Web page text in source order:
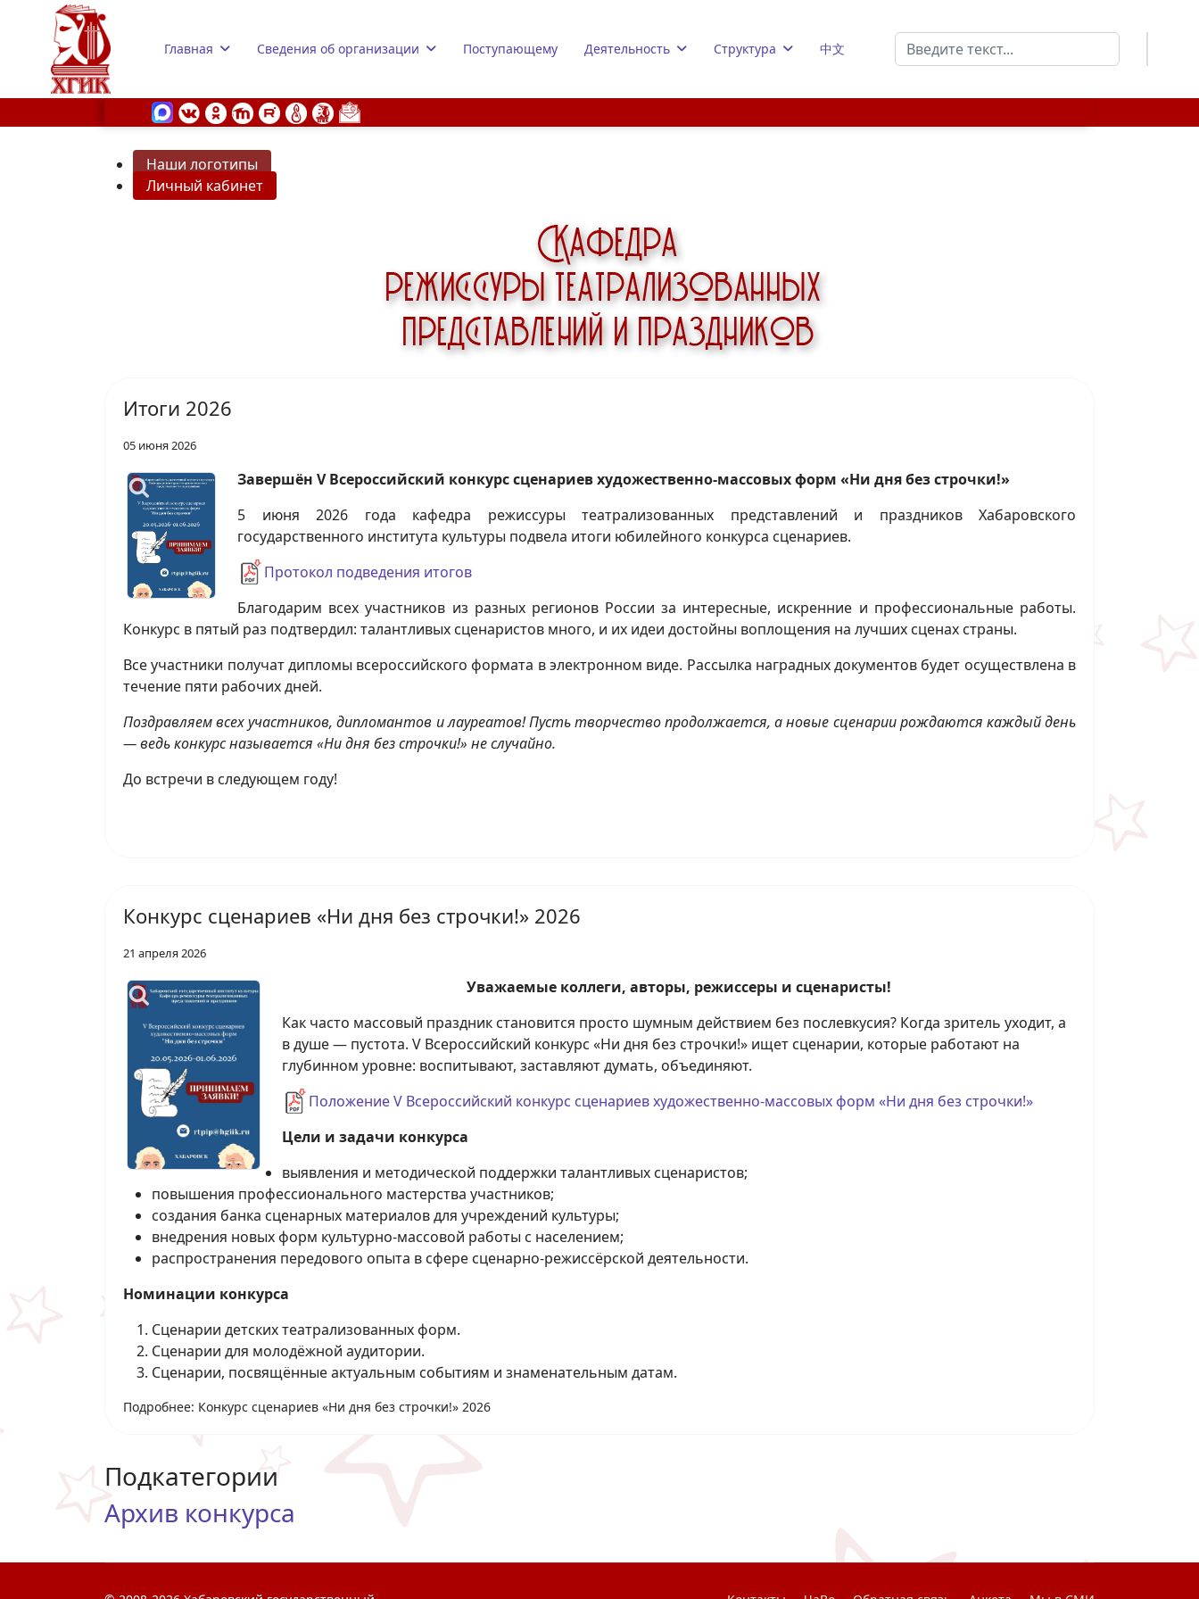
Главная Сведения об организации Поступающему Деятельность Структура 中文
Поиск
Наши логотипы
Личный кабинет
Итоги 2026
05 июня 2026
Завершён V Всероссийский конкурс сценариев художественно-массовых форм «Ни дня без строчки!»
5 июня 2026 года кафедра режиссуры театрализованных представлений и праздников Хабаровского
государственного института культуры подвела итоги юбилейного конкурса сценариев.
Протокол подведения итогов
Благодарим всех участников из разных регионов России за интересные, искренние и профессиональные работы.
Конкурс в пятый раз подтвердил: талантливых сценаристов много, и их идеи достойны воплощения на лучших сценах страны.
Все участники получат дипломы всероссийского формата в электронном виде. Рассылка наградных документов будет осуществлена в
течение пяти рабочих дней.
Поздравляем всех участников, дипломантов и лауреатов! Пусть творчество продолжается, а новые сценарии рождаются каждый день
— ведь конкурс называется «Ни дня без строчки!» не случайно.
До встречи в следующем году!
Конкурс сценариев «Ни дня без строчки!» 2026
21 апреля 2026
Уважаемые коллеги, авторы, режиссеры и сценаристы!
Как часто массовый праздник становится просто шумным действием без послевкусия? Когда зритель уходит, а
в душе — пустота. V Всероссийский конкурс «Ни дня без строчки!» ищет сценарии, которые работают на
глубинном уровне: воспитывают, заставляют думать, объединяют.
Положение V Всероссийский конкурс сценариев художественно-массовых форм «Ни дня без строчки!»
Цели и задачи конкурса
выявления и методической поддержки талантливых сценаристов;
повышения профессионального мастерства участников;
создания банка сценарных материалов для учреждений культуры;
внедрения новых форм культурно-массовой работы с населением;
распространения передового опыта в сфере сценарно-режиссёрской деятельности.
Номинации конкурса
Сценарии детских театрализованных форм.
Сценарии для молодёжной аудитории.
Сценарии, посвящённые актуальным событиям и знаменательным датам.
Подробнее: Конкурс сценариев «Ни дня без строчки!» 2026
Подкатегории
Архив конкурса